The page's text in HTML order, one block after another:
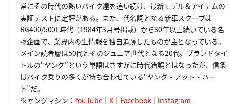
常にその時代の熱いバイク達を追い続け、最新モデル＆アイテムの
実証テストに定評がある。また、代名詞となる新車スクープは
RG400/500Γ時代（1984年3月号掲載）から30年以上続いている名
物企画で、業界内の生情報を独自追跡したものが主となっている。
メイン読者層は50代とそのジュニア世代となる20代。ブランドタイ
トルの“ヤング”という単語はさすがに時代錯誤とはなったが、信条
はバイク乗りの多くが持ち合わせている“ヤング・アット・ハー
ト”だ。
※ヤングマシン： YouTube｜ X｜ Facebook ｜ Instagram